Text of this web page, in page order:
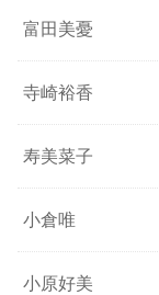
富田美憂
寺崎裕香
寿美菜子
小倉唯
小原好美